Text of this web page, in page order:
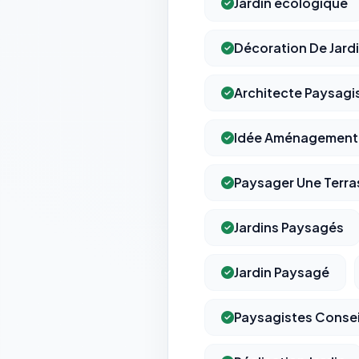
Décoration De
Architecte
Idée
Paysager Une
Jardins Paysagés
Jardin Paysagé
Paysagistes